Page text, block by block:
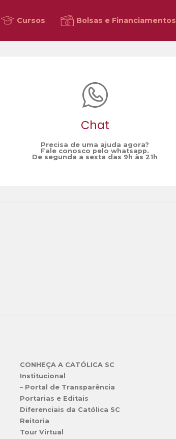
Cursos Bolsas e Financiamentos
Chat
Precisa de uma ajuda agora?
Fale conosco pelo whatsapp.
De segunda a sexta das 9h às 21h
CONHEÇA A CATÓLICA SC
Institucional
– Portal de Transparência
Portarias e Editais
Diferenciais da Católica SC
Reitoria
Tour Virtual